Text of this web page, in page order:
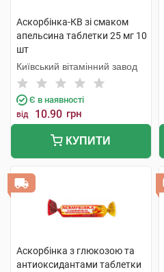
Аскорбінка-КВ зі смаком
апельсина таблетки 25 мг 10
шт
Київський вітамінний завод
Є в наявності
від 10.90 грн
КУПИТИ
Аскорбінка з глюкозою та
антиоксидантами таблетки